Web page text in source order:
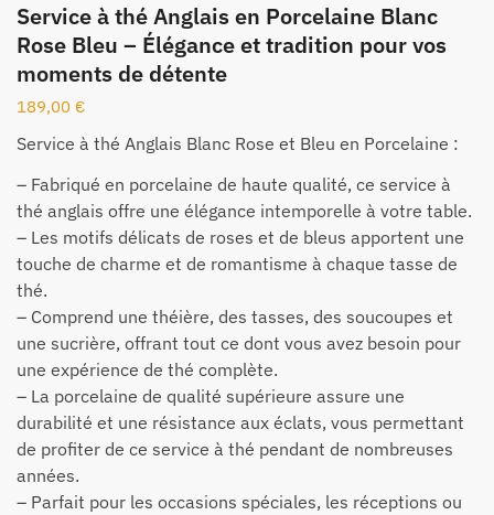
Service à thé Anglais en Porcelaine Blanc
Rose Bleu – Élégance et tradition pour vos
moments de détente
189,00 €
Service à thé Anglais Blanc Rose et Bleu en Porcelaine :
– Fabriqué en porcelaine de haute qualité, ce service à
thé anglais offre une élégance intemporelle à votre table.
– Les motifs délicats de roses et de bleus apportent une
touche de charme et de romantisme à chaque tasse de
thé.
– Comprend une théière, des tasses, des soucoupes et
une sucrière, offrant tout ce dont vous avez besoin pour
une expérience de thé complète.
– La porcelaine de qualité supérieure assure une
durabilité et une résistance aux éclats, vous permettant
de profiter de ce service à thé pendant de nombreuses
années.
– Parfait pour les occasions spéciales, les réceptions ou